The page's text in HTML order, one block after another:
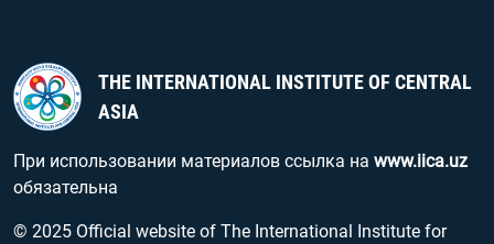
THE INTERNATIONAL INSTITUTE OF CENTRAL
ASIA
При использовании материалов ссылка на www.iica.uz
обязательна
© 2025 Official website of The International Institute for